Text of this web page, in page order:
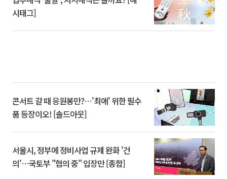
시태그]
콘서트 갈 때 응원봉만?⋯'최애' 위한 필수
품 등장이오! [솔드아웃]
서울시, 정부에 정비사업 규제 완화 '건
의'⋯국토부 "협의 중" 입장만 [종합]